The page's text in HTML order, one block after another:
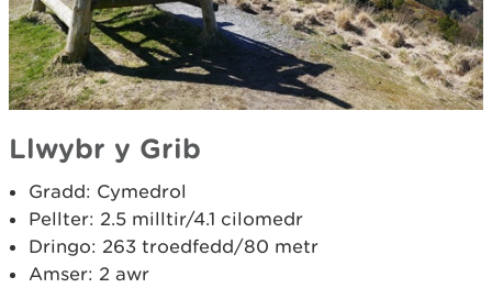
Llwybr y Grib
Gradd: Cymedrol
Pellter: 2.5 milltir/4.1 cilomedr
Dringo: 263 troedfedd/80 metr
Amser: 2 awr